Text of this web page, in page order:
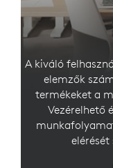
A kiváló
elemzők
termékeket a
Vezérelhető